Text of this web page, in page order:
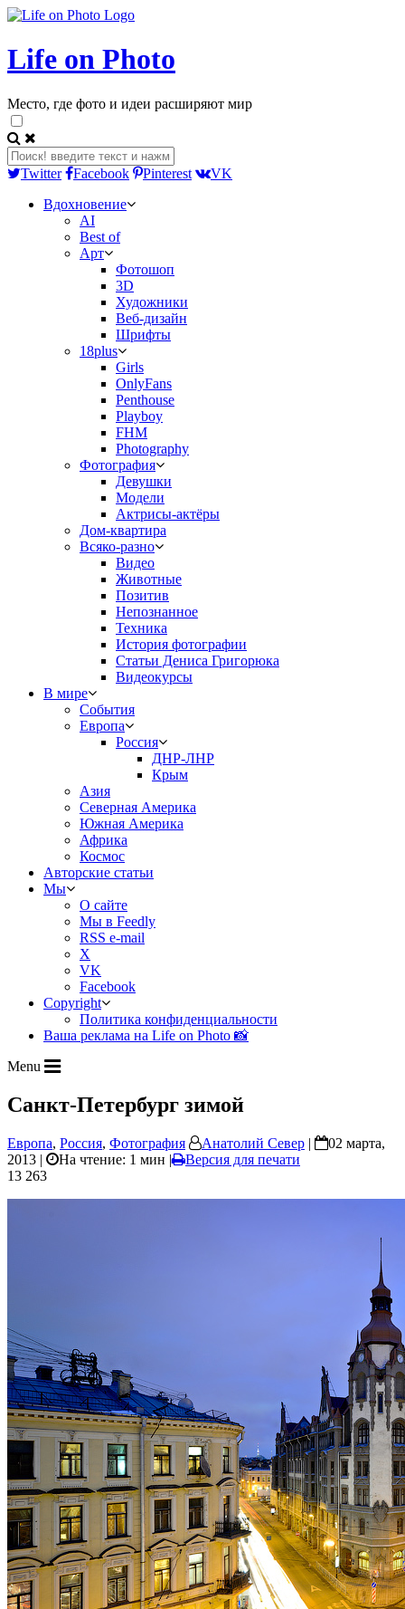
Life on Photo
Место, где фото и идеи расширяют мир
Twitter Facebook Pinterest
VK
Вдохновение
AI
Best of
Арт
Фотошоп
3D
Художники
Веб-дизайн
Шрифты
18plus
Girls
OnlyFans
Penthouse
Playboy
FHM
Photography
Фотография
Девушки
Модели
Актрисы-актёры
Дом-квартира
Всяко-разно
Видео
Животные
Позитив
Непознанное
Техника
История фотографии
Статьи Дениса Григорюка
Видеокурсы
В мире
События
Европа
Россия
ДНР-ЛНР
Крым
Азия
Северная Америка
Южная Америка
Африка
Космос
Авторские статьи
Мы
О сайте
Мы в Feedly
RSS e-mail
X
VK
Facebook
Copyright
Политика конфиденциальности
Ваша реклама на Life on Photo 📸
Menu
Санкт-Петербург зимой
Европа, Россия, Фотография Анатолий Север |
02 марта,
2013 |
На чтение: 1 мин |
Версия для печати
13 263